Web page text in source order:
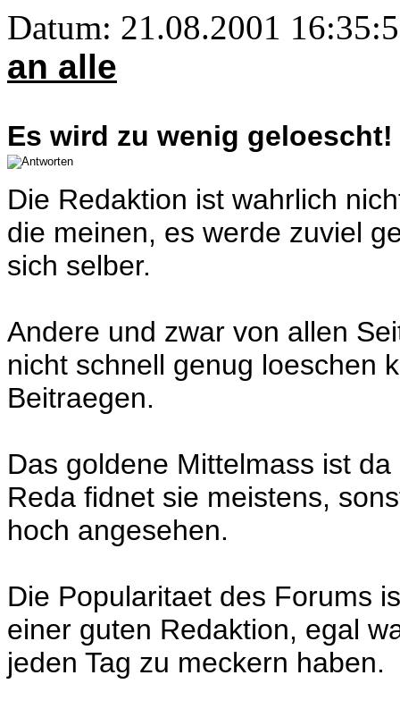
Datum: 21.08.2001
an alle
Es wird zu wenig geloescht!
Die Redaktion ist wahrlich
die meinen, es werde zuviel
sich selber.
Andere und zwar von allen
nicht schnell genug loeschen
Beitraegen.
Das goldene Mittelmass ist
Reda fidnet sie meistens,
hoch angesehen.
Die Popularitaet des Forums
einer guten Redaktion, egal
jeden Tag zu meckern haben.